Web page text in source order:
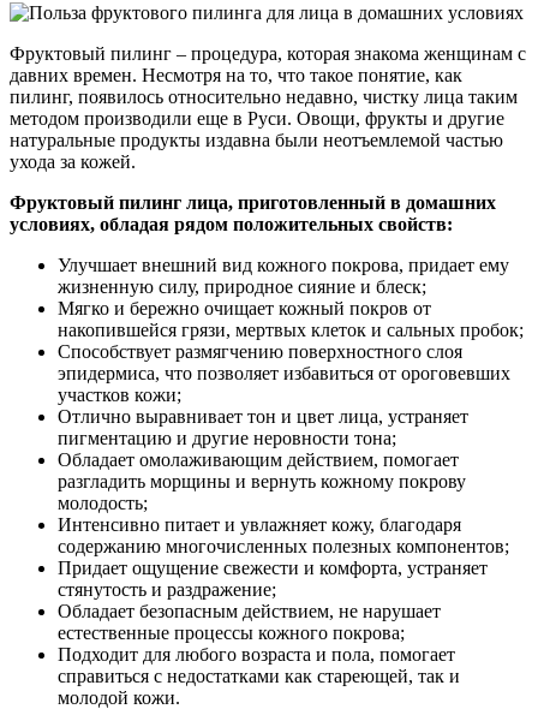
Фруктовый пилинг – процедура, которая знакома женщинам с
давних времен. Несмотря на то, что такое понятие, как
пилинг, появилось относительно недавно, чистку лица таким
методом производили еще в Руси. Овощи, фрукты и другие
натуральные продукты издавна были неотъемлемой частью
ухода за кожей.
Фруктовый пилинг лица, приготовленный в домашних
условиях, обладая рядом положительных свойств:
Улучшает внешний вид кожного покрова, придает ему
жизненную силу, природное сияние и блеск;
Мягко и бережно очищает кожный покров от
накопившейся грязи, мертвых клеток и сальных пробок;
Способствует размягчению поверхностного слоя
эпидермиса, что позволяет избавиться от ороговевших
участков кожи;
Отлично выравнивает тон и цвет лица, устраняет
пигментацию и другие неровности тона;
Обладает омолаживающим действием, помогает
разгладить морщины и вернуть кожному покрову
молодость;
Интенсивно питает и увлажняет кожу, благодаря
содержанию многочисленных полезных компонентов;
Придает ощущение свежести и комфорта, устраняет
стянутость и раздражение;
Обладает безопасным действием, не нарушает
естественные процессы кожного покрова;
Подходит для любого возраста и пола, помогает
справиться с недостатками как стареющей, так и
молодой кожи.